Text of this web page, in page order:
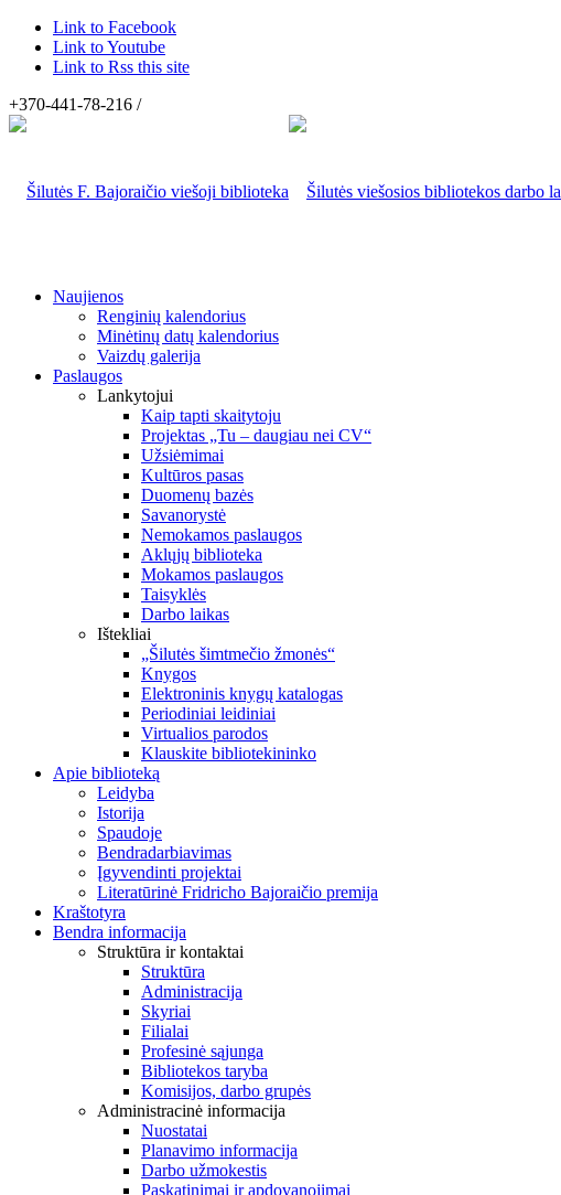
Link to Facebook
Link to Youtube
Link to Rss this site
+370-441-78-216 /
Naujienos
Renginių kalendorius
Minėtinų datų kalendorius
Vaizdų galerija
Paslaugos
Lankytojui
Kaip tapti skaitytoju
Projektas „Tu – daugiau nei CV“
Užsiėmimai
Kultūros pasas
Duomenų bazės
Savanorystė
Nemokamos paslaugos
Aklųjų biblioteka
Mokamos paslaugos
Taisyklės
Darbo laikas
Ištekliai
„Šilutės šimtmečio žmonės“
Knygos
Elektroninis knygų katalogas
Periodiniai leidiniai
Virtualios parodos
Klauskite bibliotekininko
Apie biblioteką
Leidyba
Istorija
Spaudoje
Bendradarbiavimas
Įgyvendinti projektai
Literatūrinė Fridricho Bajoraičio premija
Kraštotyra
Bendra informacija
Struktūra ir kontaktai
Struktūra
Administracija
Skyriai
Filialai
Profesinė sąjunga
Bibliotekos taryba
Komisijos, darbo grupės
Administracinė informacija
Nuostatai
Planavimo informacija
Darbo užmokestis
Paskatinimai ir apdovanojimai